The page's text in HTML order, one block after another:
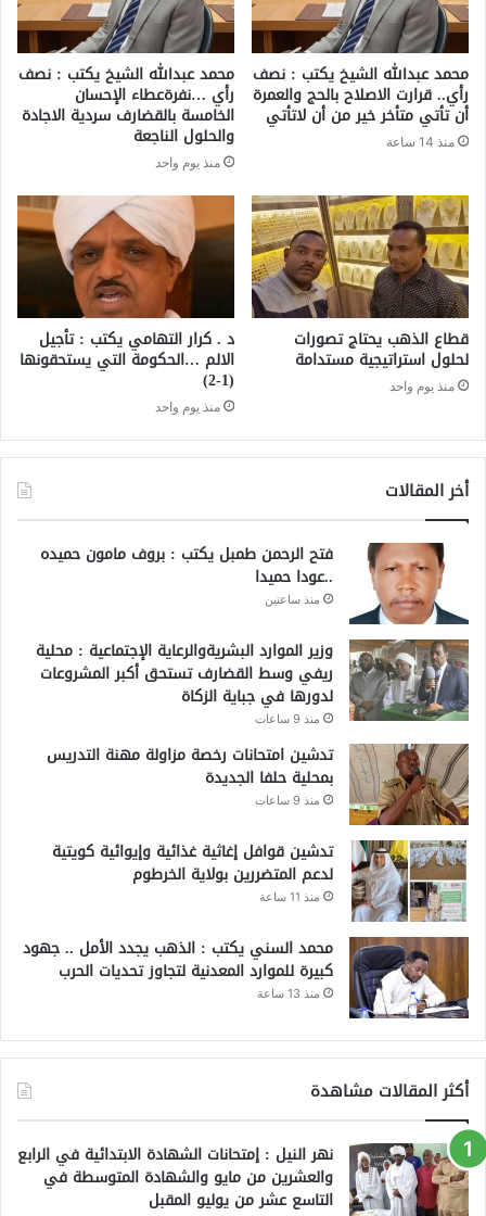
محمد عبدالله الشيخ يكتب : نصف
رأي.. قرارت الاصلاح بالحج والعمرة
أن تأتي متأخر خير من أن لاتأتي
منذ 14 ساعة
محمد عبدالله الشيخ يكتب : نصف
رأي …نفرةعطاء الإحسان
الخامسة بالقضارف سردية الاجادة
والحلول الناجعة
منذ يوم واحد
قطاع الذهب يحتاج تصورات
لحلول استراتيجية مستدامة
منذ يوم واحد
د . كرار التهامي يكتب : تأجيل
الالم …الحكومة التي يستحقونها
(1-2)
منذ يوم واحد
أخر المقالات
فتح الرحمن طمبل يكتب : بروف مامون حميده
..عودا حميدا
منذ ساعتين
وزير الموارد البشريةوالرعاية الإجتماعية : محلية
ريفي وسط القضارف تستحق أكبر المشروعات
لدورها في جباية الزكاة
منذ 9 ساعات
تدشين امتحانات رخصة مزاولة مهنة التدريس
بمحلية حلفا الجديدة
منذ 9 ساعات
تدشين قوافل إغاثية غذائية وإيوائية كويتية
لدعم المتضررين بولاية الخرطوم
منذ 11 ساعة
محمد السني يكتب : الذهب يجدد الأمل .. جهود
كبيرة للموارد المعدنية لتجاوز تحديات الحرب
منذ 13 ساعة
أكثر المقالات مشاهدة
نهر النيل : إمتحانات الشهادة الابتدائية في الرابع
والعشرين من مايو والشهادة المتوسطة في
التاسع عشر من يوليو المقبل